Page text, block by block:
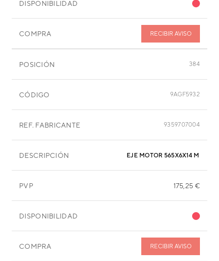
DISPONIBILIDAD
COMPRA RECIBIR AVISO
POSICIÓN 384
CÓDIGO 9AGF5932
REF. FABRICANTE 9359707004
DESCRIPCIÓN EJE MOTOR 565X6X14 MM
PVP 175,25 €
DISPONIBILIDAD
COMPRA RECIBIR AVISO